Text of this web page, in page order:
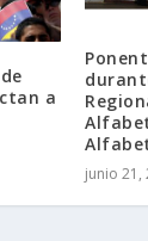
a
junio 21,